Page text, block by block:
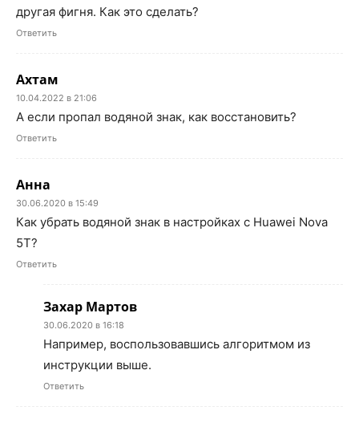
другая фигня. Как это сделать?
Ответить
Ахтам
10.04.2022 в 21:06
А если пропал водяной знак, как восстановить?
Ответить
Анна
30.06.2020 в 15:49
Как убрать водяной знак в настройках с Huawei Nova
5T?
Ответить
Захар Мартов
30.06.2020 в 16:18
Например, воспользовавшись алгоритмом из
инструкции выше.
Ответить